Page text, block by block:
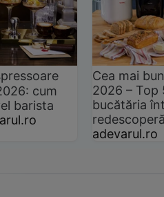
cum
barista
Cea mai
2026 –
bucătăria
adevarul.ro